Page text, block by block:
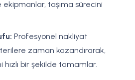
taşıma sürecini
Profesyonel nakliyat
zaman kazandırarak,
hızlı bir şekilde tamamlar.